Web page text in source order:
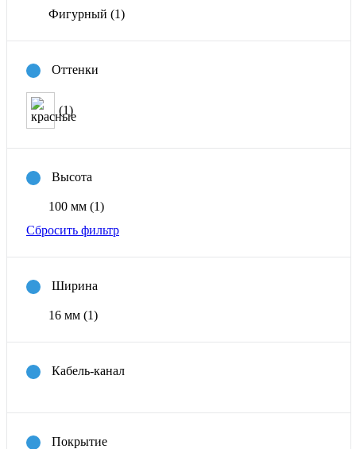
Фигурный (1)
Оттенки
(1)
Высота
100 мм (1)
Сбросить фильтр
Ширина
16 мм (1)
Кабель-канал
Покрытие